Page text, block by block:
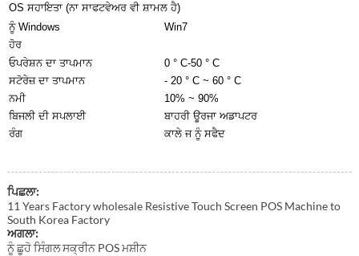
OS ਸਹਾਇਤਾ (ਨਾ ਸਾਫਟਵੇਅਰ ਵੀ ਸ਼ਾਮਲ ਹੈ)
ਨੂੰ Windows
Win7
ਹੋਰ
ਓਪਰੇਸ਼ਨ ਦਾ ਤਾਪਮਾਨ
0 ° C-50 ° C
ਸਟੋਰੇਜ਼ ਦਾ ਤਾਪਮਾਨ
- 20 ° C ~ 60 ° C
ਨਮੀ
10% ~ 90%
ਬਿਜਲੀ ਦੀ ਸਪਲਾਈ
ਬਾਹਰੀ ਊਰਜਾ ਅਡਾਪਟਰ
ਰੰਗ
ਕਾਲੇ ਜ ਨੂੰ ਸਫੈਦ
ਪਿਛਲਾ:
11 Years Factory wholesale Resistive Touch Screen POS Machine to
South Korea Factory
ਅਗਲਾ:
ਨੂੰ ਛੂਹੋ ਸਿੰਗਲ ਸਕ੍ਰੀਨ POS ਮਸ਼ੀਨ